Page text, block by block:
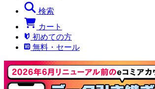
検索
カート
初めての方
無料・セール